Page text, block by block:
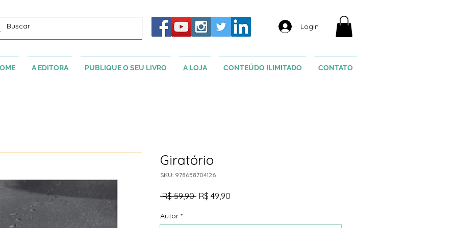
Login
A EDITORA PUBLIQUE O SEU LIVRO A LOJA CONTEÚDO ILIMITADO CONTATO
Giratório
SKU: 978658704126
R$ 59,90 Preço
R$ 49,90
Autor *